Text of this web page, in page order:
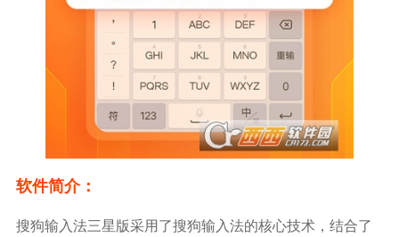
软件简介：
搜狗输入法三星版采用了搜狗输入法的核心技术，结合了